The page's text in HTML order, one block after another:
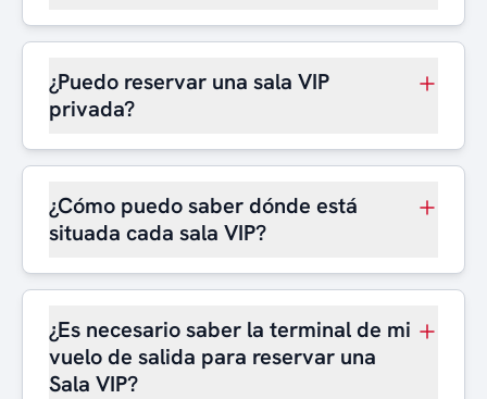
¿Puedo reservar una sala VIP
privada?
¿Cómo puedo saber dónde está
situada cada sala VIP?
¿Es necesario saber la terminal de mi
vuelo de salida para reservar una
Sala VIP?